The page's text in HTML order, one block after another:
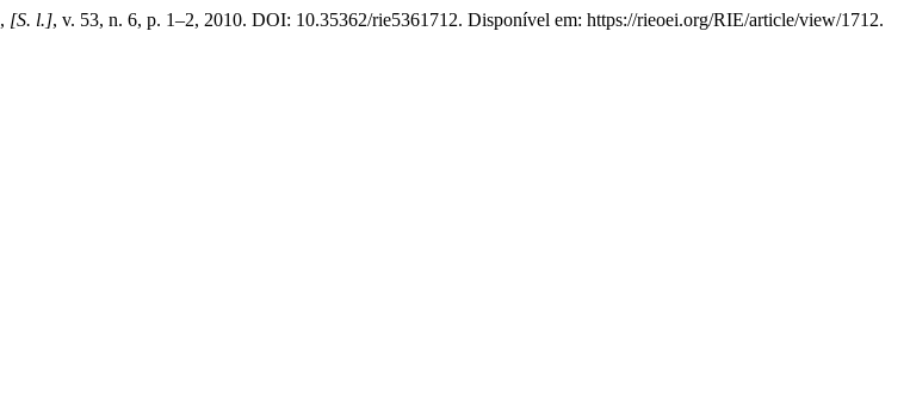
, [S. l.], v. 53, n. 6, p. 1–2, 2010. DOI: 10.35362/rie5361712. Disponível em: https://rieoei.org/RIE/article/view/1712.